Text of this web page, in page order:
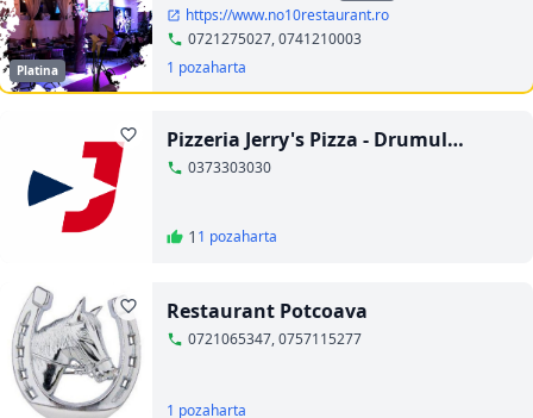
Platina
https://www.no10restaurant.ro
0721275027, 0741210003
1 pozaharta
Pizzeria Jerry's Pizza - Drumul
Taberei
0373303030
1 1 pozaharta
Restaurant Potcoava
0721065347, 0757115277
1 pozaharta